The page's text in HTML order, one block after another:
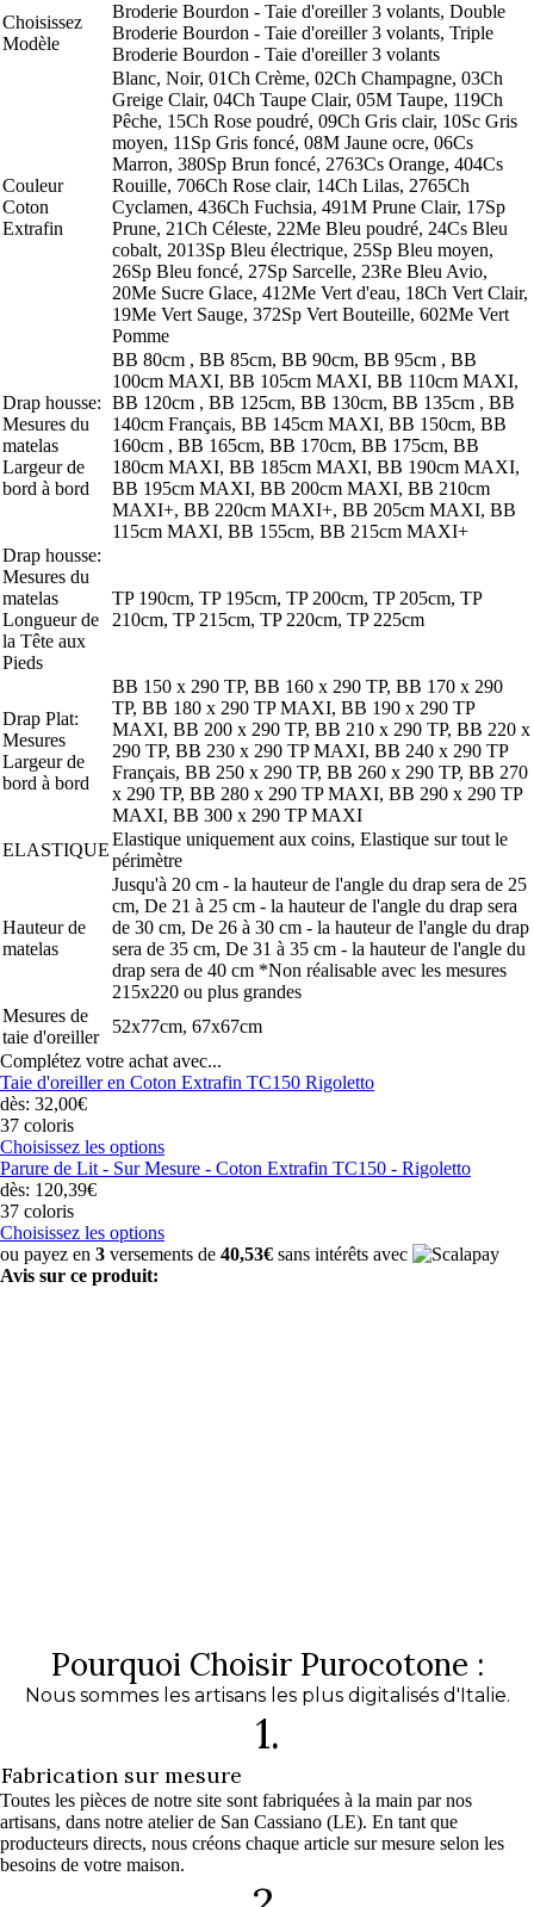
Choisissez
Modèle
Broderie Bourdon - Taie d'oreiller 3 volants, Double
Broderie Bourdon - Taie d'oreiller 3 volants, Triple
Broderie Bourdon - Taie d'oreiller 3 volants
Couleur
Coton
Extrafin
Blanc, Noir, 01Ch Crème, 02Ch Champagne, 03Ch
Greige Clair, 04Ch Taupe Clair, 05M Taupe, 119Ch
Pêche, 15Ch Rose poudré, 09Ch Gris clair, 10Sc Gris
moyen, 11Sp Gris foncé, 08M Jaune ocre, 06Cs
Marron, 380Sp Brun foncé, 2763Cs Orange, 404Cs
Rouille, 706Ch Rose clair, 14Ch Lilas, 2765Ch
Cyclamen, 436Ch Fuchsia, 491M Prune Clair, 17Sp
Prune, 21Ch Céleste, 22Me Bleu poudré, 24Cs Bleu
cobalt, 2013Sp Bleu électrique, 25Sp Bleu moyen,
26Sp Bleu foncé, 27Sp Sarcelle, 23Re Bleu Avio,
20Me Sucre Glace, 412Me Vert d'eau, 18Ch Vert Clair,
19Me Vert Sauge, 372Sp Vert Bouteille, 602Me Vert
Pomme
Drap housse:
Mesures du
matelas
Largeur de
bord à bord
BB 80cm , BB 85cm, BB 90cm, BB 95cm , BB
100cm MAXI, BB 105cm MAXI, BB 110cm MAXI,
BB 120cm , BB 125cm, BB 130cm, BB 135cm , BB
140cm Français, BB 145cm MAXI, BB 150cm, BB
160cm , BB 165cm, BB 170cm, BB 175cm, BB
180cm MAXI, BB 185cm MAXI, BB 190cm MAXI,
BB 195cm MAXI, BB 200cm MAXI, BB 210cm
MAXI+, BB 220cm MAXI+, BB 205cm MAXI, BB
115cm MAXI, BB 155cm, BB 215cm MAXI+
Drap housse:
Mesures du
matelas
Longueur de
la Tête aux
Pieds
TP 190cm, TP 195cm, TP 200cm, TP 205cm, TP
210cm, TP 215cm, TP 220cm, TP 225cm
Drap Plat:
Mesures
Largeur de
bord à bord
BB 150 x 290 TP, BB 160 x 290 TP, BB 170 x 290
TP, BB 180 x 290 TP MAXI, BB 190 x 290 TP
MAXI, BB 200 x 290 TP, BB 210 x 290 TP, BB 220 x
290 TP, BB 230 x 290 TP MAXI, BB 240 x 290 TP
Français, BB 250 x 290 TP, BB 260 x 290 TP, BB 270
x 290 TP, BB 280 x 290 TP MAXI, BB 290 x 290 TP
MAXI, BB 300 x 290 TP MAXI
ELASTIQUE
Elastique uniquement aux coins, Elastique sur tout le
périmètre
Hauteur de
matelas
Jusqu'à 20 cm - la hauteur de l'angle du drap sera de 25
cm, De 21 à 25 cm - la hauteur de l'angle du drap sera
de 30 cm, De 26 à 30 cm - la hauteur de l'angle du drap
sera de 35 cm, De 31 à 35 cm - la hauteur de l'angle du
drap sera de 40 cm *Non réalisable avec les mesures
215x220 ou plus grandes
Mesures de
taie d'oreiller
52x77cm, 67x67cm
Complétez votre achat avec...
Taie d'oreiller en Coton Extrafin TC150 Rigoletto
dès: 32,00€
37 coloris
Choisissez les options
Parure de Lit - Sur Mesure - Coton Extrafin TC150 - Rigoletto
dès: 120,39€
37 coloris
Choisissez les options
ou payez en 3 versements de 40,53€ sans intérêts avec
Avis sur ce produit:
Pourquoi Choisir Purocotone :
Nous sommes les artisans les plus digitalisés d'Italie.
1.
Fabrication sur mesure
Toutes les pièces de notre site sont fabriquées à la main par nos
artisans, dans notre atelier de San Cassiano (LE). En tant que
producteurs directs, nous créons chaque article sur mesure selon les
besoins de votre maison.